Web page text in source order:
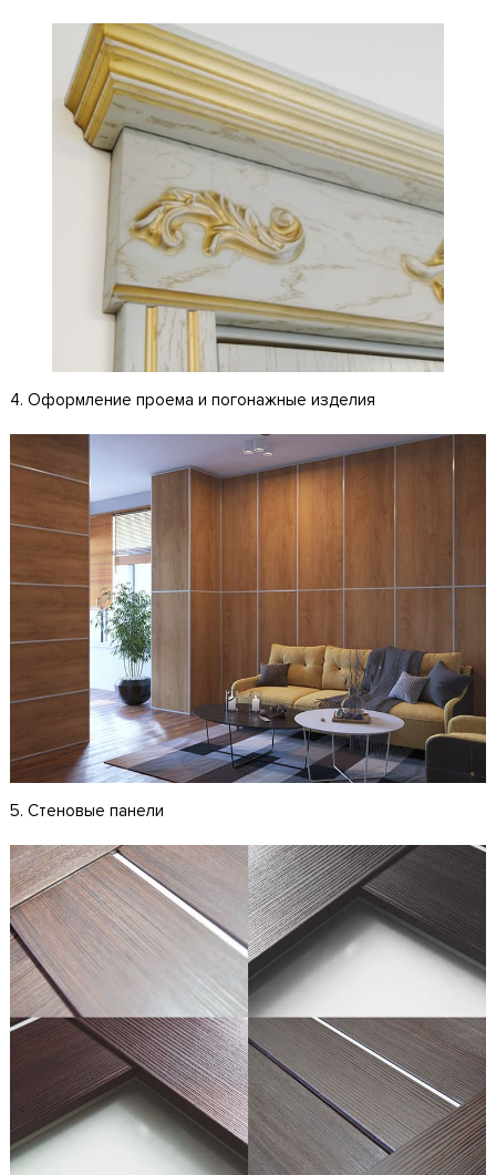
4. Оформление проема и погонажные изделия
5. Стеновые панели